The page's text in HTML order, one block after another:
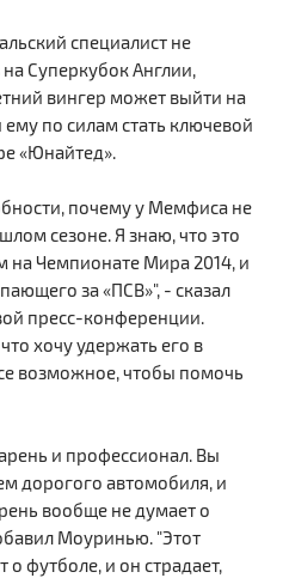
специалист не
Суперкубок Англии,
вингер может выйти на
по силам стать ключевой
«Юнайтед».
почему у Мемфиса не
сезоне. Я знаю, что это
на Чемпионате Мира 2014, и
за «ПСВ»", - сказал
пресс-конференции.
хочу удержать его в
возможное, чтобы помочь
и профессионал. Вы
дорогого автомобиля, и
вообще не думает о
Моуринью. "Этот
футболе, и он страдает,